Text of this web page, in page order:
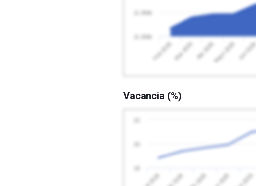
Feb 2026 Mar 2026 Abr 2026Mayo 2026 Jun 2026
Vacancia (%)
Abr 2026